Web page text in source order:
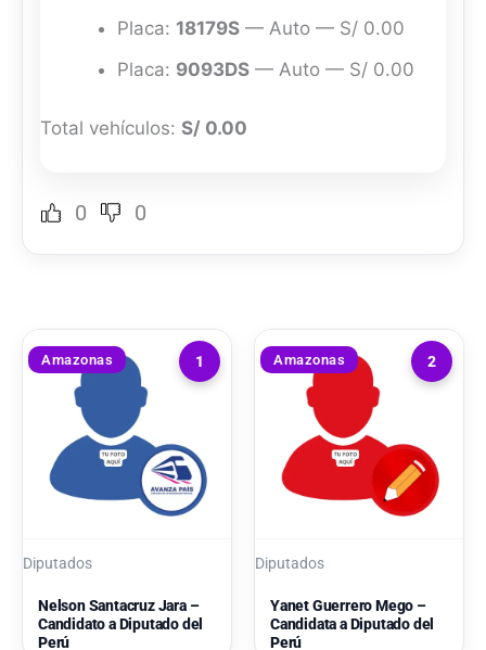
Placa: 18179S — Auto — S/ 0.00
Placa: 9093DS — Auto — S/ 0.00
Total vehículos: S/ 0.00
0 0
1
Amazonas
Diputados
Nelson Santacruz Jara –
Candidato a Diputado del
Perú
2
Amazonas
Diputados
Yanet Guerrero Mego –
Candidata a Diputado del
Perú